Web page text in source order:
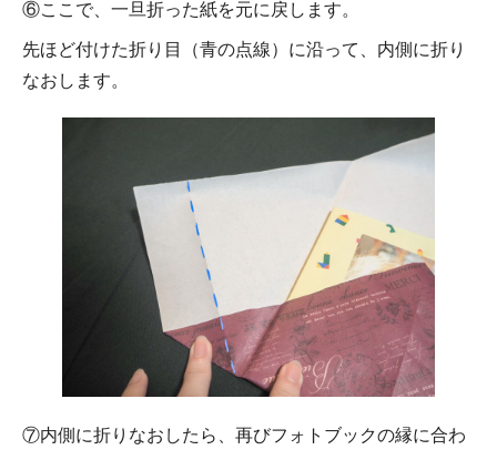
⑥ここで、一旦折った紙を元に戻します。
先ほど付けた折り目（青の点線）に沿って、内側に折り
なおします。
⑦内側に折りなおしたら、再びフォトブックの縁に合わ